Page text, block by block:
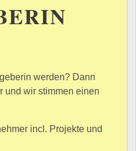
werden? Dann
und wir stimmen einen
incl. Projekte und